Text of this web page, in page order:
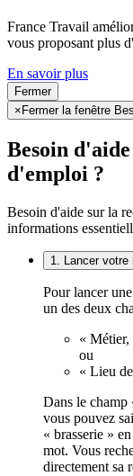
France Travail
vous proposant plus
En savoir plus
Fermer
× Fermer la fenêtre
Besoin
d'emploi ?
Besoin d'aide sur la
informations
1. Lancer votre
Pour lancer
un des deux
« Métier,
ou
« Lieu
Dans le champ
vous pouvez
« brasserie »
mot. Vous
directement sa